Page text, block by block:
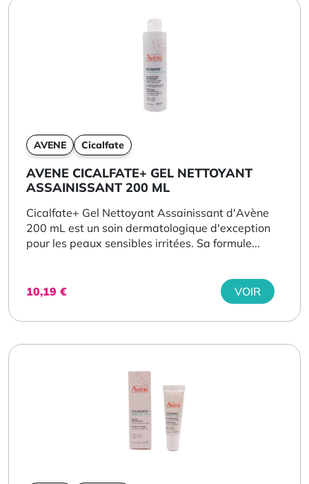
AVENE Cicalfate
AVENE CICALFATE+ GEL NETTOYANT
ASSAINISSANT 200 ML
Cicalfate+ Gel Nettoyant Assainissant d'Avène
200 mL est un soin dermatologique d'exception
pour les peaux sensibles irritées. Sa formule...
10,19 € VOIR